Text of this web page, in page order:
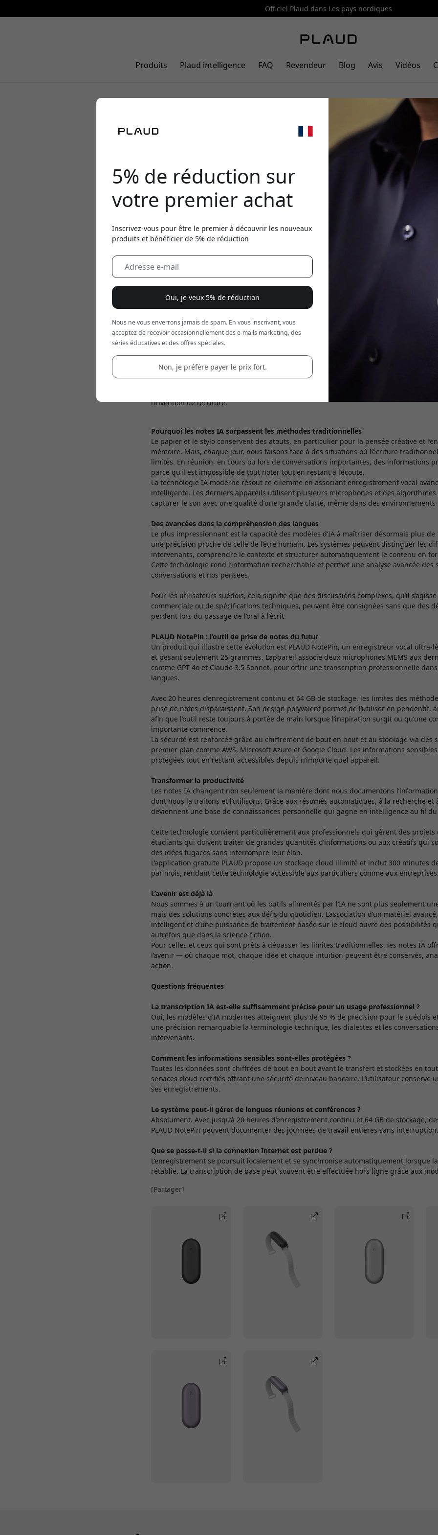
Officiel Plaud dans Les pays nordiques
Produits Plaud intelligence FAQ Revendeur Blog Avis Vidéos
Le meilleur outil d’IA depuis le papier et le
Jun 05, 2025
Depuis des milliers d’années, les gens s’appuient sur le papier et le stylo pour
leurs idées et les informations importantes. Mais en 2025, nous faisons face à une
l’invention de l’écriture.
Pourquoi les notes IA surpassent les méthodes traditionnelles
Le papier et le stylo conservent des atouts, en particulier pour la pensée créative et
mémoire. Mais, chaque jour, nous faisons face à des situations où l’écriture
limites. En réunion, en cours ou lors de conversations importantes, des informations
parce qu’il est impossible de tout noter tout en restant à l’écoute.
La technologie IA moderne résout ce dilemme en associant enregistrement vocal
intelligente. Les derniers appareils utilisent plusieurs microphones et des
capturer le son avec une qualité d’une grande clarté, même dans des
Des avancées dans la compréhension des langues
Le plus impressionnant est la capacité des modèles d’IA à maîtriser désormais plus de
une précision proche de celle de l’être humain. Les systèmes peuvent distinguer les
intervenants, comprendre le contexte et structurer automatiquement le contenu en
Cette technologie rend l’information recherchable et permet une analyse avancée des
conversations et nos pensées.
Pour les utilisateurs suédois, cela signifie que des discussions complexes, qu’il
commerciale ou de spécifications techniques, peuvent être consignées sans que des
perdent lors du passage de l’oral à l’écrit.
PLAUD NotePin : l’outil de prise de notes du futur
Un produit qui illustre cette évolution est PLAUD NotePin, un enregistreur vocal ultra-
et pesant seulement 25 grammes. L’appareil associe deux microphones MEMS aux
comme GPT-4o et Claude 3.5 Sonnet, pour offrir une transcription professionnelle
langues.
Avec 20 heures d’enregistrement continu et 64 GB de stockage, les limites des
prise de notes disparaissent. Son design polyvalent permet de l’utiliser en pendentif,
afin que l’outil reste toujours à portée de main lorsque l’inspiration surgit ou qu’une
importante commence.
La sécurité est renforcée grâce au chiffrement de bout en bout et au stockage via des
premier plan comme AWS, Microsoft Azure et Google Cloud. Les informations
protégées tout en restant accessibles depuis n’importe quel appareil.
Transformer la productivité
Les notes IA changent non seulement la manière dont nous documentons
dont nous la traitons et l’utilisons. Grâce aux résumés automatiques, à la recherche et
deviennent une base de connaissances personnelle qui gagne en intelligence au fil
Cette technologie convient particulièrement aux professionnels qui gèrent des projets
étudiants qui doivent traiter de grandes quantités d’informations ou aux créatifs qui
des idées fugaces sans interrompre leur élan.
L’application gratuite PLAUD propose un stockage cloud illimité et inclut 300 minutes
par mois, rendant cette technologie accessible aux particuliers comme aux
L’avenir est déjà là
Nous sommes à un tournant où les outils alimentés par l’IA ne sont plus seulement
mais des solutions concrètes aux défis du quotidien. L’association d’un matériel
intelligent et d’une puissance de traitement basée sur le cloud ouvre des possibilités
autrefois que dans la science-fiction.
Pour celles et ceux qui sont prêts à dépasser les limites traditionnelles, les notes IA
l’avenir — où chaque mot, chaque idée et chaque intuition peuvent être conservés,
action.
Questions fréquentes
La transcription IA est-elle suffisamment précise pour un usage professionnel ?
Oui, les modèles d’IA modernes atteignent plus de 95 % de précision pour le suédois
une précision remarquable la terminologie technique, les dialectes et les
intervenants.
Comment les informations sensibles sont-elles protégées ?
Toutes les données sont chiffrées de bout en bout avant le transfert et stockées en
services cloud certifiés offrant une sécurité de niveau bancaire. L’utilisateur conserve
ses enregistrements.
Le système peut-il gérer de longues réunions et conférences ?
Absolument. Avec jusqu’à 20 heures d’enregistrement continu et 64 GB de stockage,
PLAUD NotePin peuvent documenter des journées de travail entières sans
Que se passe-t-il si la connexion Internet est perdue ?
L’enregistrement se poursuit localement et se synchronise automatiquement lorsque
rétablie. La transcription de base peut souvent être effectuée hors ligne grâce aux
[Partager]
5% de réduction sur
votre premier achat
Inscrivez-vous pour être le premier à découvrir les nouveaux
produits et bénéficier de 5% de réduction
Oui, je veux 5% de réduction
Nous ne vous enverrons jamais de spam. En vous inscrivant, vous
acceptez de recevoir occasionnellement des e-mails marketing, des
séries éducatives et des offres spéciales.
Non, je préfère payer le prix fort.
🎉
Utilisez ce code lors